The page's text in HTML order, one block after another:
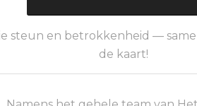
steun en betrokkenheid —
de kaart!